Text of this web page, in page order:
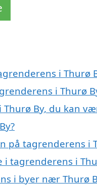
i Thurø
i Thurø
By, du kan
på tagrenderens i
tagrenderens i
i byer nær Thurø